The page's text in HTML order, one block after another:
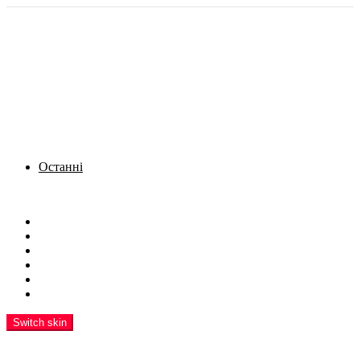
Останні
Switch skin